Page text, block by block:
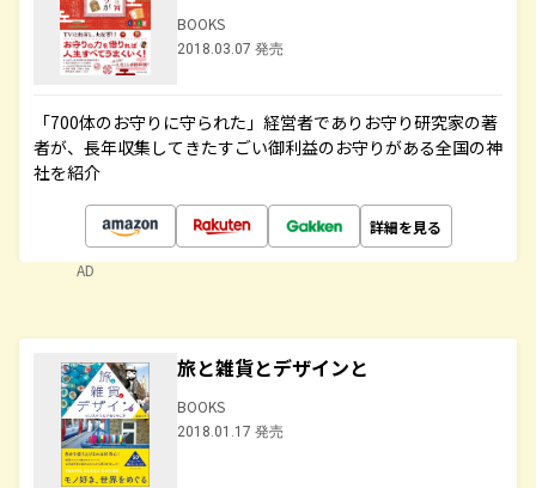
BOOKS
2018.03.07 発売
「700体のお守りに守られた」経営者でありお守り研究家の著
者が、長年収集してきたすごい御利益のお守りがある全国の神
社を紹介
詳細を見る
AD
旅と雑貨とデザインと
BOOKS
2018.01.17 発売